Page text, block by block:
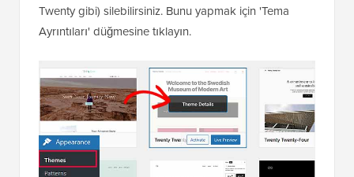
Twenty gibi) silebilirsiniz. Bunu yapmak için 'Tema
Ayrıntıları' düğmesine tıklayın.